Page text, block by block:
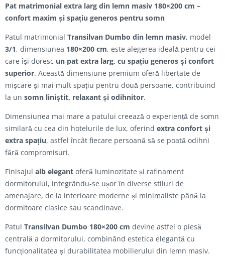
Pat matrimonial extra larg din lemn masiv 180×200 cm –
confort maxim și spațiu generos pentru somn
Patul matrimonial Transilvan Dumbo din lemn masiv, model
3/1, dimensiunea 180×200 cm, este alegerea ideală pentru cei
care își doresc un pat extra larg, cu spațiu generos și confort
superior. Această dimensiune premium oferă libertate de
mișcare și mai mult spațiu pentru două persoane, contribuind
la un somn liniștit, relaxant și odihnitor.
Dimensiunea mai mare a patului creează o experiență de somn
similară cu cea din hotelurile de lux, oferind extra confort și
extra spațiu, astfel încât fiecare persoană să se poată odihni
fără compromisuri.
Finisajul alb elegant oferă luminozitate și rafinament
dormitorului, integrându-se ușor în diverse stiluri de
amenajare, de la interioare moderne și minimaliste până la
dormitoare clasice sau scandinave.
Patul Transilvan Dumbo 180×200 cm devine astfel o piesă
centrală a dormitorului, combinând estetica elegantă cu
funcționalitatea și durabilitatea mobilierului din lemn masiv.